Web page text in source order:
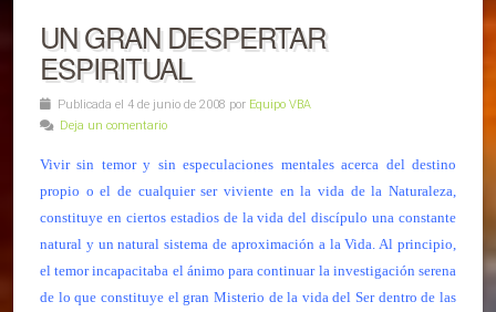
UN GRAN DESPERTAR
ESPIRITUAL
Publicada el 4 de junio de 2008 por Equipo VBA
Deja un comentario
Vivir sin temor y sin especulaciones mentales acerca del destino
propio o el de cualquier ser viviente en la vida de la Naturaleza,
constituye en ciertos estadios de la vida del discípulo una constante
natural y un natural sistema de aproximación a la Vida. Al principio,
el temor incapacitaba el ánimo para continuar la investigación serena
de lo que constituye el gran Misterio de la vida del Ser dentro de las